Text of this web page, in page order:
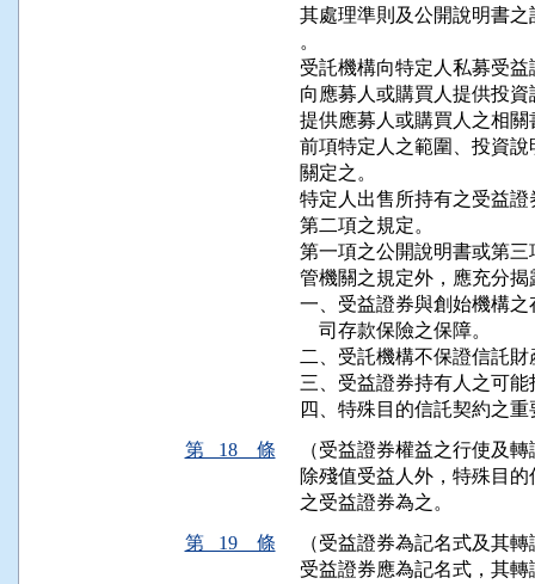
其處理準則及公開說明書
。
受託機構向特定人私募受
向應募人或購買人提供投
提供應募人或購買人之相
前項特定人之範圍、投資
關定之。
特定人出售所持有之受益
第二項之規定。
第一項之公開說明書或第
管機關之規定外，應充分揭
一、受益證券與創始機構
    司存款保險之保障。
二、受託機構不保證信託財
三、受益證券持有人之可
四、特殊目的信託契約之重
第 18 條
（受益證券權益之行使及轉
除殘值受益人外，特殊目
之受益證券為之。
第 19 條
（受益證券為記名式及其
受益證券應為記名式，其